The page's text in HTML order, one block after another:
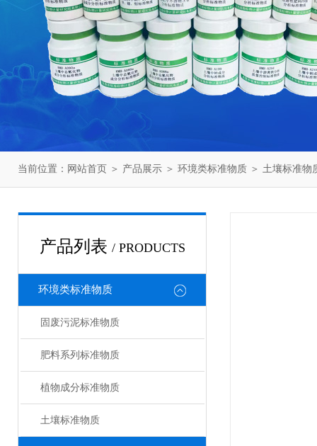
当前位置： 网站首页 ＞ 产品展示 ＞ 环境类标准物质 ＞ 土壤标准物
产品列表 / PRODUCTS
环境类标准物质
固废污泥标准物质
肥料系列标准物质
植物成分标准物质
土壤标准物质